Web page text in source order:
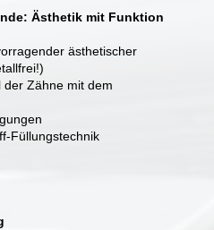
Ästhetik mit Funktion
ästhetischer
Zähne mit dem
Füllungstechnik